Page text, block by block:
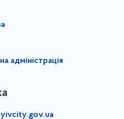
адміністрація